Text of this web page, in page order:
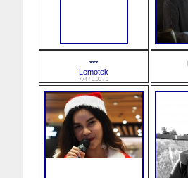
***
Lemotek
774 / 0.00 / 0